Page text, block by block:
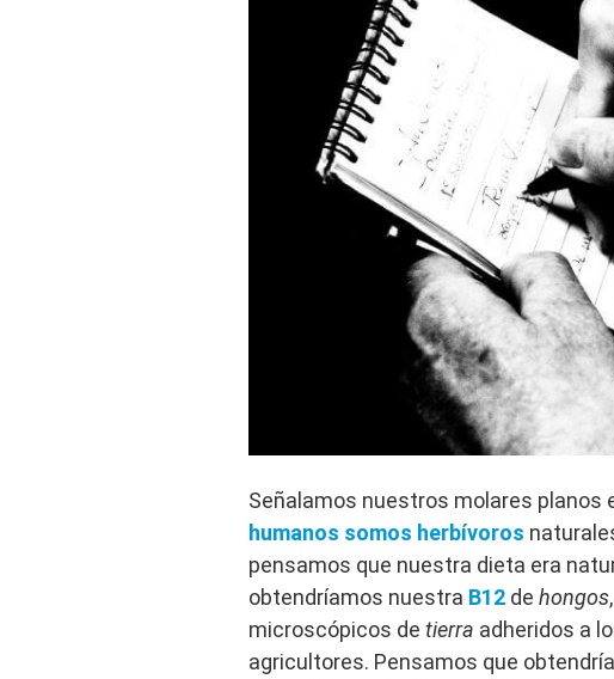
Señalamos nuestros molares planos
humanos somos herbívoros
pensamos que nuestra dieta era
obtendríamos nuestra B12 de hongos,
microscópicos de tierra adheridos a
agricultores. Pensamos que